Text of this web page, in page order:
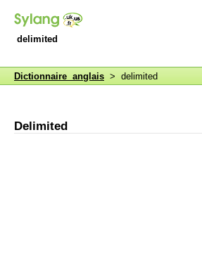
delimited
Dictionnaire anglais > delimited
Delimited